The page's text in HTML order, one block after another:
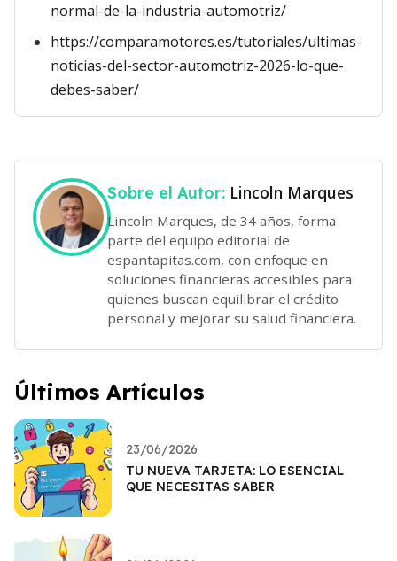
normal-de-la-industria-automotriz/
https://comparamotores.es/tutoriales/ultimas-
noticias-del-sector-automotriz-2026-lo-que-
debes-saber/
Sobre el Autor: Lincoln Marques
Lincoln Marques, de 34 años, forma
parte del equipo editorial de
espantapitas.com, con enfoque en
soluciones financieras accesibles para
quienes buscan equilibrar el crédito
personal y mejorar su salud financiera.
Últimos Artículos
23/06/2026
TU NUEVA TARJETA: LO ESENCIAL
QUE NECESITAS SABER